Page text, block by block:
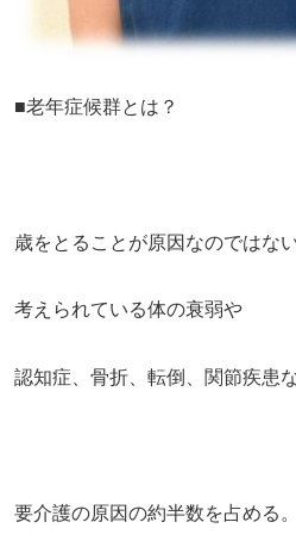
■老年症候群とは？
歳をとることが原因なのではな
考えられている体の衰弱や
認知症、骨折、転倒、関節疾患
要介護の原因の約半数を占める。